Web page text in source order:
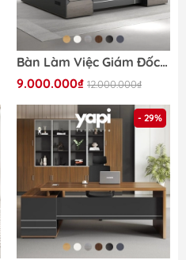
Bàn Làm Việc Giám Đốc Tone Xám Đen Có Ngăn Kéo Hiện Đại Cho Văn Phòng 200x80x75cm Yapi-BLD001
9.000.000₫ 12.000.000₫
- 29%